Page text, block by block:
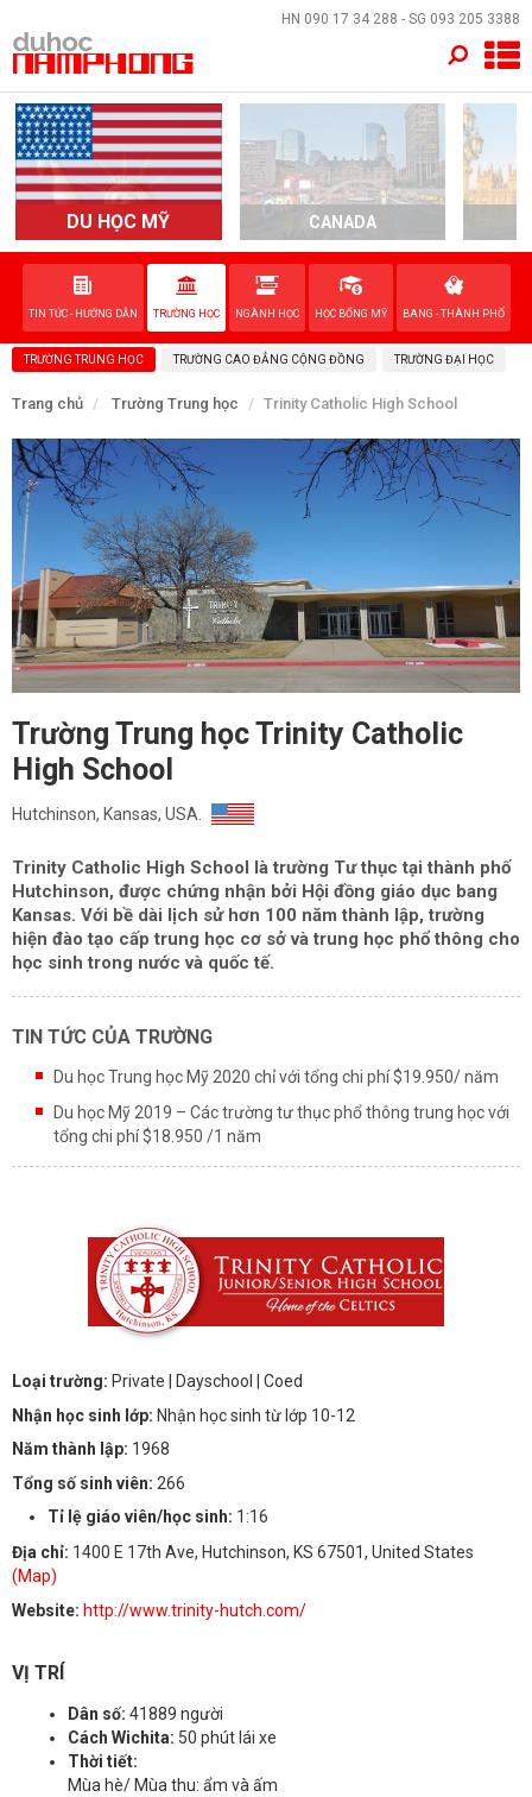
HN 090 17 34 288 - SG 093 205 3388
DU HỌC MỸ CANADA
TIN TỨC - HƯỚNG DẪN TRƯỜNG HỌC NGÀNH HỌC HỌC BỔNG MỸ BANG - THÀNH PHỐ
TRƯỜNG TRUNG HỌC TRƯỜNG CAO ĐẲNG CỘNG ĐỒNG TRƯỜNG ĐẠI HỌC
Trang chủ Trường Trung học Trinity Catholic High School
Trường Trung học Trinity Catholic
High School
Hutchinson, Kansas, USA.
Trinity Catholic High School là trường Tư thục tại thành phố
Hutchinson, được chứng nhận bởi Hội đồng giáo dục bang
Kansas. Với bề dài lịch sử hơn 100 năm thành lập, trường
hiện đào tạo cấp trung học cơ sở và trung học phổ thông cho
học sinh trong nước và quốc tế.
TIN TỨC CỦA TRƯỜNG
Du học Trung học Mỹ 2020 chỉ với tổng chi phí $19.950/ năm
Du học Mỹ 2019 – Các trường tư thục phổ thông trung học với
tổng chi phí $18.950 /1 năm
Loại trường: Private | Dayschool
| Coed
Nhận học sinh lớp: Nhận học sinh từ lớp 10-12
Năm thành lập: 1968
Tổng số sinh viên: 266
Tỉ lệ giáo viên/học sinh: 1:16
Địa chỉ: 1400 E 17th Ave, Hutchinson, KS 67501, United States
(Map)
Website: http://www.trinity-hutch.com/
VỊ TRÍ
Dân số: 41889 người
Cách Wichita: 50 phút lái xe
Thời tiết:
Mùa hè/ Mùa thu: ẩm và ấm
×
TRANG CHỦ
QUỐC GIA
EVENTS
DỊCH VỤ
VỀ NAM PHONG